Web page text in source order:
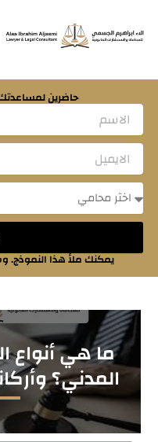
إلى
المحتوى
حاضرين
يمكنك ملأ هذا
ما هي أنواع
المدني؟